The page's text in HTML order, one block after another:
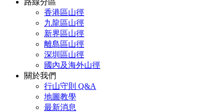
路線分區
香港區山徑
九龍區山徑
新界區山徑
離島區山徑
深圳區山徑
國內及海外山徑
關於我們
行山守則 Q&A
地圖教學
最新消息